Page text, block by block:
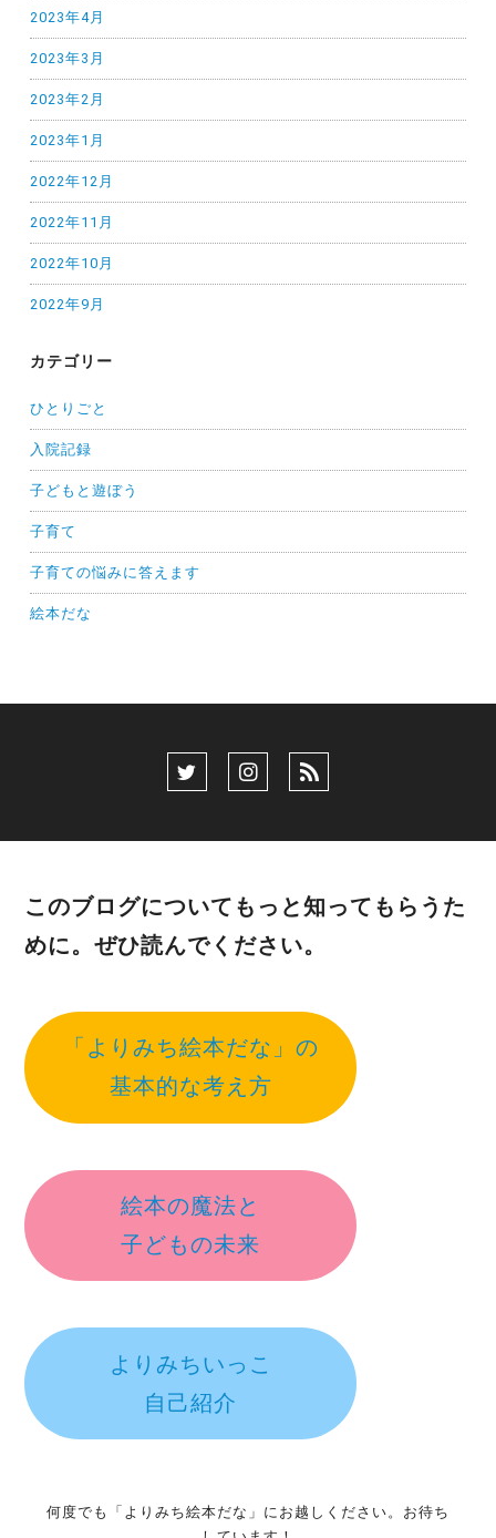
2023年4月
2023年3月
2023年2月
2023年1月
2022年12月
2022年11月
2022年10月
2022年9月
カテゴリー
ひとりごと
入院記録
子どもと遊ぼう
子育て
子育ての悩みに答えます
絵本だな
このブログについてもっと知ってもらうた
めに。ぜひ読んでください。
「よりみち絵本だな」の
基本的な考え方
絵本の魔法と
子どもの未来
よりみちいっこ
自己紹介
何度でも「よりみち絵本だな」にお越しください。お待ち